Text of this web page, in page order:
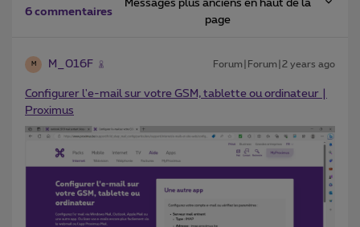
6 commentaires
Messages plus anciens en haut de la
page
M M_016F Forum|Forum|2 years ago
Configurer l'e-mail sur votre GSM, tablette ou ordinateur |
Proximus